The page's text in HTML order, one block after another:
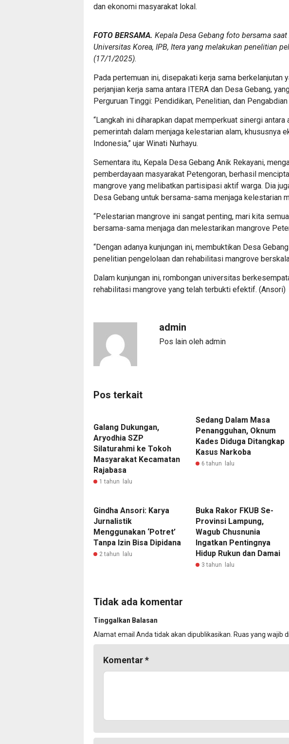
dan ekonomi masyarakat lokal.
FOTO BERSAMA. Kepala Desa Gebang foto bersama
Universitas Korea, IPB, Itera yang melakukan penelitian
(17/1/2025).
Pada pertemuan ini, disepakati kerja sama berkelanjutan
perjanjian kerja sama antara ITERA dan Desa Gebang,
Perguruan Tinggi: Pendidikan, Penelitian, dan
“Langkah ini diharapkan dapat memperkuat sinergi
pemerintah dalam menjaga kelestarian alam, khususnya
Indonesia,” ujar Winati Nurhayu.
Sementara itu, Kepala Desa Gebang Anik Rekayani,
pemberdayaan masyarakat Petengoran, berhasil
mangrove yang melibatkan partisipasi aktif warga. Dia
Desa Gebang untuk bersama-sama menjaga kelestarian
“Pelestarian mangrove ini sangat penting, mari kita
bersama-sama menjaga dan melestarikan mangrove
“Dengan adanya kunjungan ini, membuktikan Desa
penelitian pengelolaan dan rehabilitasi mangrove
Dalam kunjungan ini, rombongan universitas
rehabilitasi mangrove yang telah terbukti efektif. (Ansori)
admin
Pos lain oleh admin
Pos terkait
Galang Dukungan,
Aryodhia SZP
Silaturahmi ke Tokoh
Masyarakat Kecamatan
Rajabasa
1 tahun lalu
Sedang Dalam Masa
Penangguhan, Oknum
Kades Diduga Ditangkap
Kasus Narkoba
6 tahun lalu
Gindha Ansori: Karya
Jurnalistik
Menggunakan ‘Potret’
Tanpa Izin Bisa Dipidana
2 tahun lalu
Buka Rakor FKUB Se-
Provinsi Lampung,
Wagub Chusnunia
Ingatkan Pentingnya
Hidup Rukun dan Damai
3 tahun lalu
Tidak ada komentar
Tinggalkan Balasan
Alamat email Anda tidak akan dipublikasikan. Ruas yang wajib
Komentar*